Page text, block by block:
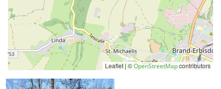
Leaflet | ©OpenStreetMapcontributors